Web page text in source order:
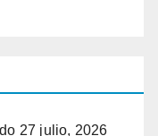
27 julio, 2026